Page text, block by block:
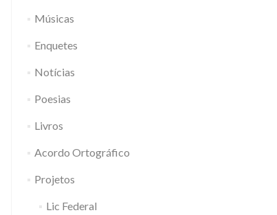
Músicas
Enquetes
Notícias
Poesias
Livros
Acordo Ortográfico
Projetos
Lic Federal